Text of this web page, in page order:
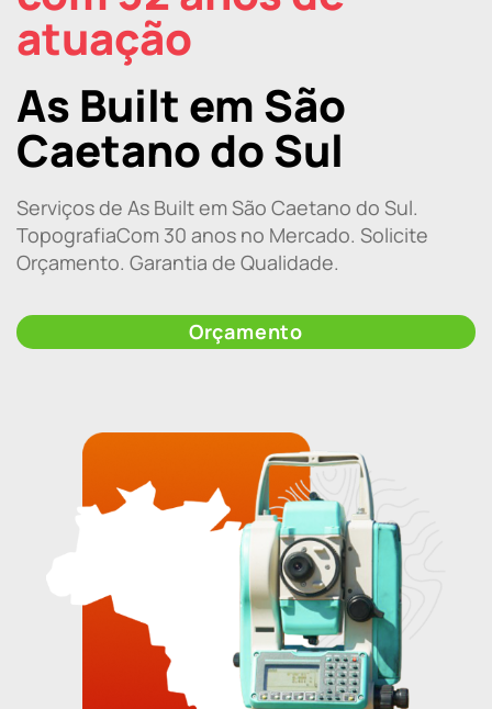
atuação
As Built em São
Caetano do Sul
Serviços de As Built em São Caetano do Sul.
TopografiaCom 30 anos no Mercado. Solicite
Orçamento. Garantia de Qualidade.
Orçamento